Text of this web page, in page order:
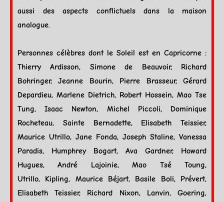
aussi des aspects conflictuels dans la maison
analogue.
Personnes célèbres dont le Soleil est en Capricorne :
Thierry Ardisson, Simone de Beauvoir, Richard
Bohringer, Jeanne Bourin, Pierre Brasseur, Gérard
Depardieu, Marlene Dietrich, Robert Hossein, Mao Tse
Tung, Isaac Newton, Michel Piccoli, Dominique
Rocheteau, Sainte Bernadette, Elisabeth Teissier,
Maurice Utrillo, Jane Fonda, Joseph Staline, Vanessa
Paradis, Humphrey Bogart, Ava Gardner, Howard
Hugues, André Lajoinie, Mao Tsé Toung,
Utrillo, Kipling, Maurice Béjart, Basile Boli, Prévert,
Elisabeth Teissier, Richard Nixon, Lanvin, Goering,